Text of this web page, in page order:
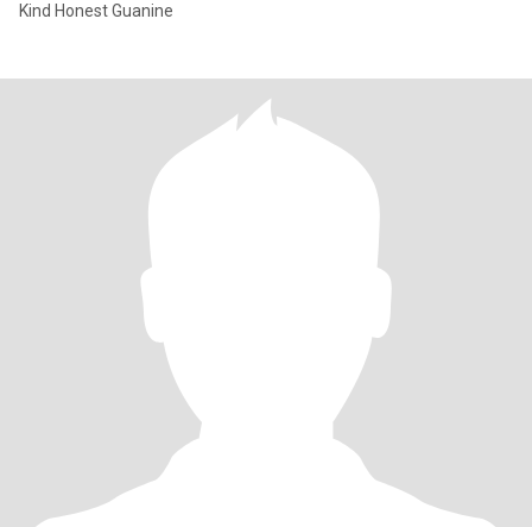
Kind Honest Guanine